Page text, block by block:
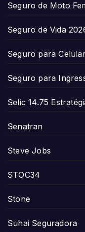
Seguro de Moto
Seguro de Vida
Seguro para
Seguro para
Selic 14.75
Senatran
Steve Jobs
STOC34
Stone
Suhai Seguradora